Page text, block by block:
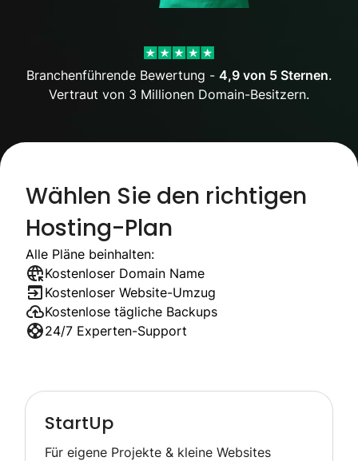
Branchenführende Bewertung - 4,9 von 5 Sternen.
Vertraut von 3 Millionen Domain-Besitzern.
Wählen Sie den richtigen
Hosting-Plan
Alle Pläne beinhalten:
Kostenloser Domain Name
Kostenloser Website-Umzug
Kostenlose tägliche Backups
24/7 Experten-Support
StartUp
Für eigene Projekte & kleine Websites